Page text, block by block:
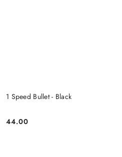
1 Speed Bullet - Black
Cena:
44.00